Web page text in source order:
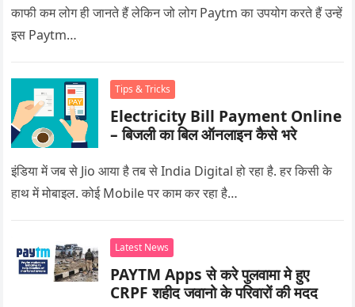
काफी कम लोग ही जानते हैं लेकिन जो लोग Paytm का उपयोग करते हैं उन्हें
इस Paytm…
Tips & Tricks
Electricity Bill Payment Online
– बिजली का बिल ऑनलाइन कैसे भरे
इंडिया में जब से Jio आया है तब से India Digital हो रहा है. हर किसी के
हाथ में मोबाइल. कोई Mobile पर काम कर रहा है…
Latest News
PAYTM Apps से करे पुलवामा मे हुए
CRPF शहीद जवानो के परिवारों की मदद